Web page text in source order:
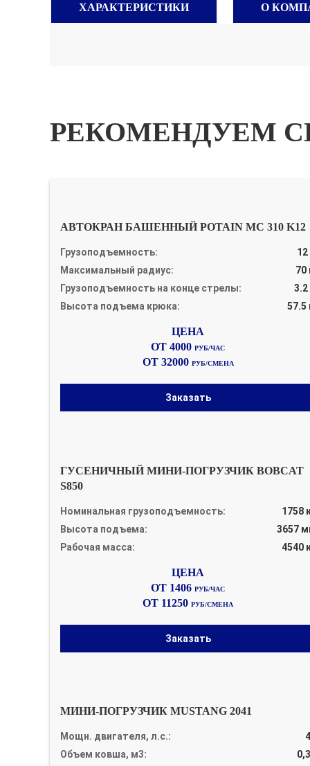
ХАРАКТЕРИСТИКИ О
РЕКОМЕНДУЕМ
АВТОКРАН БАШЕННЫЙ POTAIN MC 310 K12
Грузоподъемность:
12
Максимальный радиус:
70
Грузоподъемность на конце стрелы:
3.2
Высота подъема крюка:
57.5
ОТ 4000РУБ/ЧАС
ОТ 32000 РУБ/СМЕНА
Заказать
ГУСЕНИЧНЫЙ МИНИ-ПОГРУЗЧИК BOBCAT
S850
Номинальная грузоподъемность:
1758
Высота подъема:
3657
Рабочая масса:
4540
ОТ 1406РУБ/ЧАС
ОТ 11250РУБ/СМЕНА
Заказать
МИНИ-ПОГРУЗЧИК MUSTANG 2041
Мощн. двигателя, л.с.:
Объем ковша, м3: